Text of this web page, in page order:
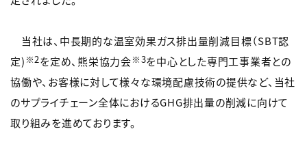
当社は、中長期的な温室効果ガス排出量削減目標（SBT認
定) ※2を定め、熊栄協力会※3を中心とした専門工事業者との
協働や、お客様に対して様々な環境配慮技術の提供など、当社
のサプライチェーン全体におけるGHG排出量の削減に向けて
取り組みを進めております。